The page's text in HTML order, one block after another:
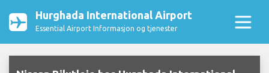
Hurghada International Airport
Essential Airport Informasjon og tjenester